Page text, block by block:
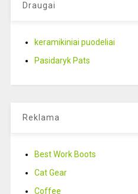
Draugai
keramikiniai puodeliai
Pasidaryk Pats
Reklama
Best Work Boots
Cat Gear
Coffee